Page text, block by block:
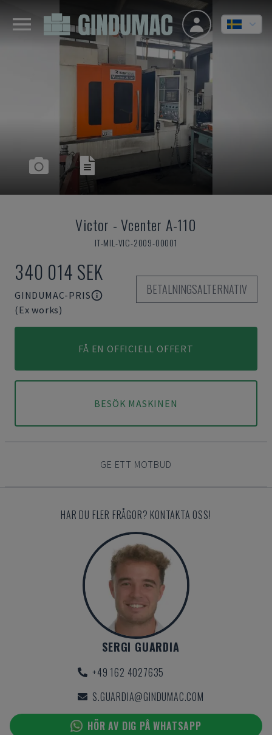
Victor -Vcenter A-110
IT-MIL-VIC-2009-00001
340 014 SEK
GINDUMAC-PRIS
(Ex works)
BETALNINGSALTERNATIV
FÅ EN OFFICIELL OFFERT
BESÖK MASKINEN
GE ETT MOTBUD
HAR DU FLER FRÅGOR? KONTAKTA OSS!
SERGI GUARDIA
+49 162 4027635
S.GUARDIA@GINDUMAC.COM
HÖR AV DIG PÅ WHATSAPP